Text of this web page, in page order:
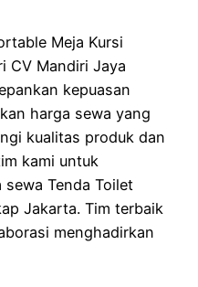
Meja Kursi
CV Mandiri Jaya
kepuasan
harga sewa yang
kualitas produk dan
kami untuk
Tenda Toilet
Jakarta. Tim terbaik
menghadirkan